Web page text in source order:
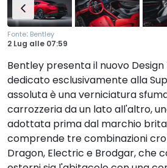
Fonte: Bentley
2 Lug alle 07:59
Bentley presenta il nuovo
dedicato esclusivamente alla
assoluta è una verniciatura
carrozzeria da un lato all'altro,
adottata prima dal marchio
comprende tre combinazioni
Dragon, Electric e Brodgar, che